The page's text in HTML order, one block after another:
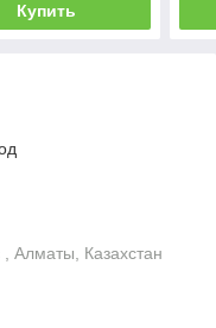
Купить
Алматы, Казахстан